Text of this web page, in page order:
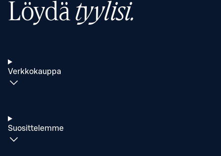
Löydä tyylisi.
Verkkokauppa
Suosittelemme